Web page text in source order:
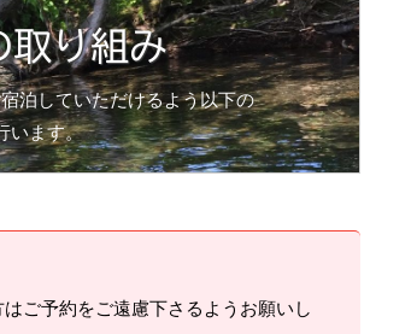
取り組み
泊していただけるよう以下の
います。
ご予約をご遠慮下さるようお願いし